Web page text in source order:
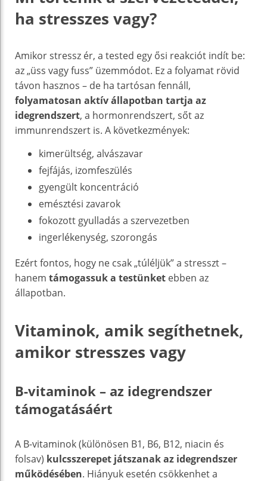
ha stresszes vagy?
Amikor stressz ér, a tested egy ősi reakciót indít be:
az „üss vagy fuss” üzemmódot. Ez a folyamat rövid
távon hasznos – de ha tartósan fennáll,
folyamatosan aktív állapotban tartja az
idegrendszert, a hormonrendszert, sőt az
immunrendszert is. A következmények:
kimerültség, alvászavar
fejfájás, izomfeszülés
gyengült koncentráció
emésztési zavarok
fokozott gyulladás a szervezetben
ingerlékenység, szorongás
Ezért fontos, hogy ne csak „túléljük” a stresszt –
hanem támogassuk a testünket ebben az
állapotban.
Vitaminok, amik segíthetnek,
amikor stresszes vagy
B-vitaminok – az idegrendszer
támogatásáért
A B-vitaminok (különösen B1, B6, B12, niacin és
folsav) kulcsszerepet játszanak az idegrendszer
működésében. Hiányuk esetén csökkenhet a